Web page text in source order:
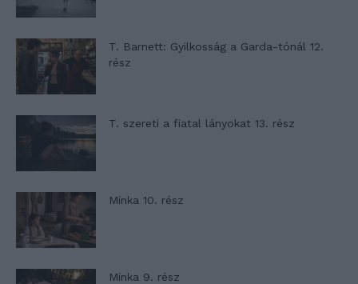
T. Barnett: Gyilkosság a Garda-tónál 12.
rész
T. szereti a fiatal lányokat 13. rész
Minka 10. rész
Minka 9. rész